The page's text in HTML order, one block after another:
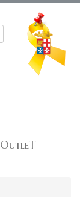
OutleT